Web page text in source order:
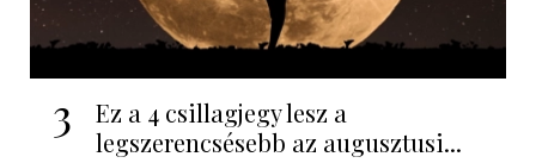
3
Ez a 4 csillagjegy lesz a
legszerencsésebb az augusztusi...